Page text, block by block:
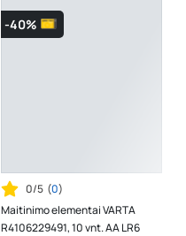
-40%
0/5 (0)
Maitinimo elementai VARTA
R4106229491, 10 vnt. AA LR6